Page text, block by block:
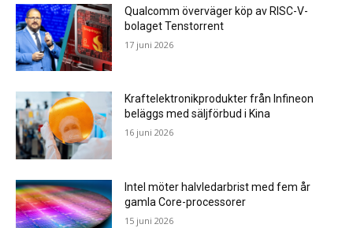
Qualcomm överväger köp av RISC-V-
bolaget Tenstorrent
17 juni 2026
Kraftelektronikprodukter från Infineon
beläggs med säljförbud i Kina
16 juni 2026
Intel möter halvledarbrist med fem år
gamla Core-processorer
15 juni 2026